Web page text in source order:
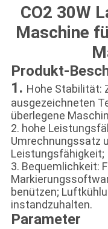
CO2 30W
Maschine
Produkt-
1. Hohe Stabilität:
ausgezeichneten
überlegene
2. hohe
Umrechnungssatz
Leistungsfähigkeit;
3. Bequemlichkeit:
benützen;
instandzuhalten.
Parameter